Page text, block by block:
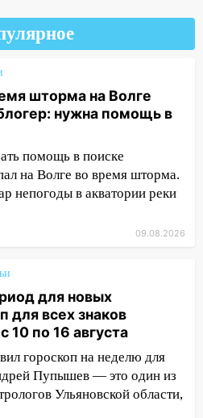
непогоды в
фестиваль «Наше
район первым в
намолотил более
техникумы
подали более 10
с улиц Ульяновска
остановку на улице
сами
ливнёвки, не
ломать город:
шторма на Волге
нужна помощь в
помощь в поиске
на Волге во время шторма.
непогоды в акватории реки
09.08.2026
для новых
для всех знаков
10 по 16 августа
гороскоп на неделю для
Пупышев — это один из
Ульяновской области,